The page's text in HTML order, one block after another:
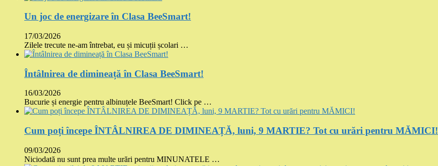
Un joc de energizare în Clasa BeeSmart!
17/03/2026
Zilele trecute ne-am întrebat, eu și micuții școlari …
Întâlnirea de dimineață în Clasa BeeSmart!
16/03/2026
Bucurie și energie pentru albinuțele BeeSmart! Click pe …
Cum poți începe ÎNTÂLNIREA DE DIMINEAȚĂ, luni, 9 MARTIE? Tot cu urări pentru MĂMICI!
09/03/2026
Niciodată nu sunt prea multe urări pentru MINUNATELE …